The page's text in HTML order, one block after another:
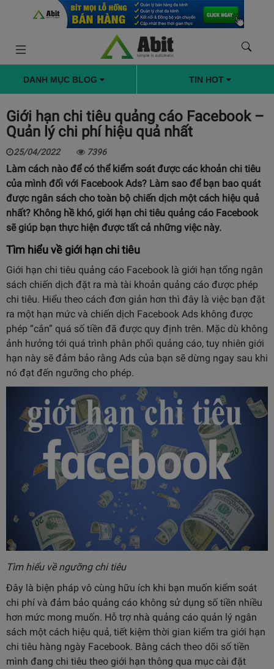
DANH MỤC BLOG TIN HOT
Giới hạn chi tiêu quảng cáo Facebook –
Quản lý chi phí hiệu quả nhất
25/04/2022 7396
Làm cách nào để có thể kiểm soát được các khoản chi tiêu
của mình đối với Facebook Ads? Làm sao để bạn bao quát
được ngân sách cho toàn bộ chiến dịch một cách hiệu quả
nhất? Không hề khó, giới hạn chi tiêu quảng cáo Facebook
sẽ giúp bạn thực hiện được tất cả những việc này.
Tìm hiểu về giới hạn chi tiêu
Giới hạn chi tiêu quảng cáo Facebook là giới hạn tổng ngân
sách chiến dịch đặt ra mà tài khoản quảng cáo được phép
chi tiêu. Hiểu theo cách đơn giản hơn thì đây là việc bạn đặt
ra một hạn mức và chiến dịch Facebook Ads không được
phép “cắn” quá số tiền đã được quy định trên. Mặc dù không
ảnh hưởng tới quá trình phân phối quảng cáo, tuy nhiên giới
hạn này sẽ đảm bảo rằng Ads của bạn sẽ dừng ngay sau khi
nó đạt đến ngưỡng cho phép.
Tìm hiểu về ngưỡng chi tiêu
Đây là biện pháp vô cùng hữu ích khi bạn muốn kiểm soát
chi phí và đảm bảo quảng cáo không sử dụng số tiền nhiều
hơn mức mong muốn. Hỗ trợ nhà quảng cáo quản lý ngân
sách một cách hiệu quả, tiết kiệm thời gian kiểm tra giới hạn
chi tiêu hàng ngày Facebook. Bằng cách theo dõi số tiền
mình đang chi tiêu theo giới hạn thông qua mục cài đặt